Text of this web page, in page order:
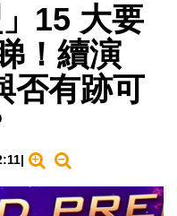
」15 大要
！續演
否有跡可
|